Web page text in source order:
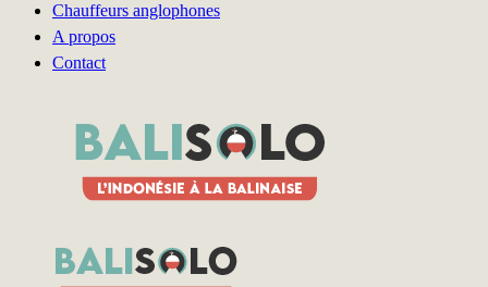
Chauffeurs anglophones
A propos
Contact